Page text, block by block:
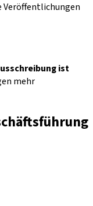
Veröffentlichungen
ist
mehr